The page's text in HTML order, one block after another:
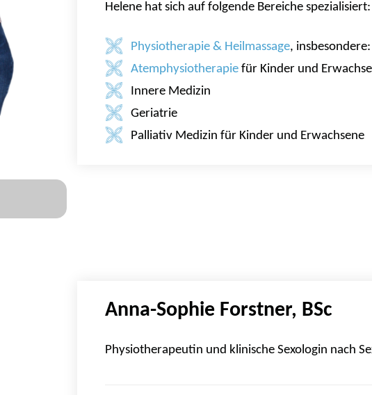
Helene hat sich auf folgende Bereiche spezialisiert:
Physiotherapie & Heilmassage, insbesondere:
Atemphysiotherapie für Kinder und
Innere Medizin
Geriatrie
Palliativ Medizin für Kinder und Erwachsene
Anna-Sophie Forstner, BSc
Physiotherapeutin und klinische Sexologin nach